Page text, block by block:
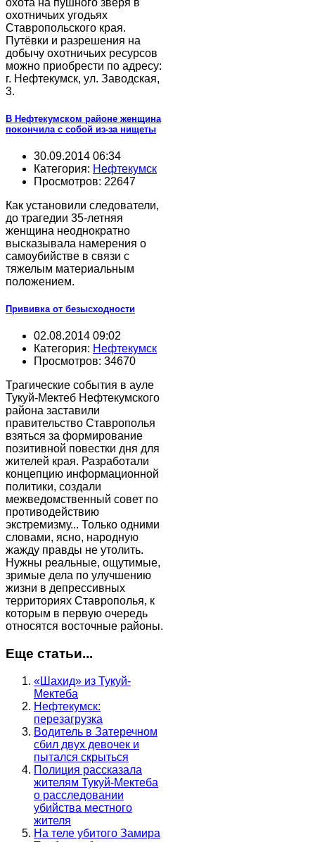
охотничьих угодьях
Ставропольского края.
Путёвки и разрешения на
добычу охотничьих ресурсов
можно приобрести по адресу:
г. Нефтекумск, ул. Заводская,
3.
В Нефтекумском районе женщина
покончила с собой из-за нищеты
30.09.2014 06:34
Категория: Нефтекумск
Просмотров: 22647
Как установили следователи,
до трагедии 35-летняя
женщина неоднократно
высказывала намерения о
самоубийстве в связи с
тяжелым материальным
положением.
Прививка от безысходности
02.08.2014 09:02
Категория: Нефтекумск
Просмотров: 34670
Трагические события в ауле
Тукуй-Мектеб Нефтекумского
района заставили
правительство Ставрополья
взяться за формирование
позитивной повестки дня для
жителей края. Разработали
концепцию информационной
политики, создали
межведомственный совет по
противодействию
экстремизму... Только одними
словами, ясно, народную
жажду правды не утолить.
Нужны реальные, ощутимые,
зримые дела по улучшению
жизни в депрессивных
территориях Ставрополья, к
которым в первую очередь
относятся восточные районы.
Еще статьи...
«Шахид» из Тукуй-
Мектеба
Нефтекумск:
перезагрузка
Водитель в Затеречном
сбил двух девочек и
пытался скрыться
Полиция рассказала
жителям Тукуй-Мектеба
о расследовании
убийства местного
жителя
На теле убитого Замира